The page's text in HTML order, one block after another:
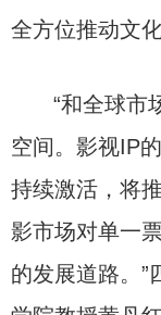
全方位推动文
“和全球市
空间。影视IP
持续激活，将
影市场对单一
的发展道路。”